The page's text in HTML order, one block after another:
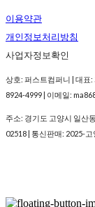
이용약관
개인정보처리방침
사업자정보확인
상호: 퍼스트컴퍼니 | 대표
8924-4999 | 이메일:
주소: 경기도 고양시 일산
02518 | 통신판매: 2025-